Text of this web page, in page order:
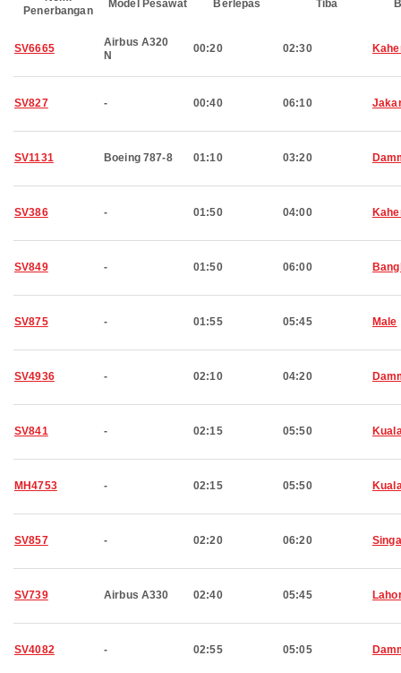
Penerbangan
Model Pesawat Berlepas Tiba
SV6665
Airbus A320
N
00:20 02:30
SV827 - 00:40 06:10
SV1131 Boeing 787-8 01:10 03:20
SV386 - 01:50 04:00
SV849 - 01:50 06:00
SV875 - 01:55 05:45 Male
SV4936 - 02:10 04:20
SV841 - 02:15 05:50
MH4753 - 02:15 05:50
SV857 - 02:20 06:20
SV739 Airbus A330 02:40 05:45
SV4082 - 02:55 05:05